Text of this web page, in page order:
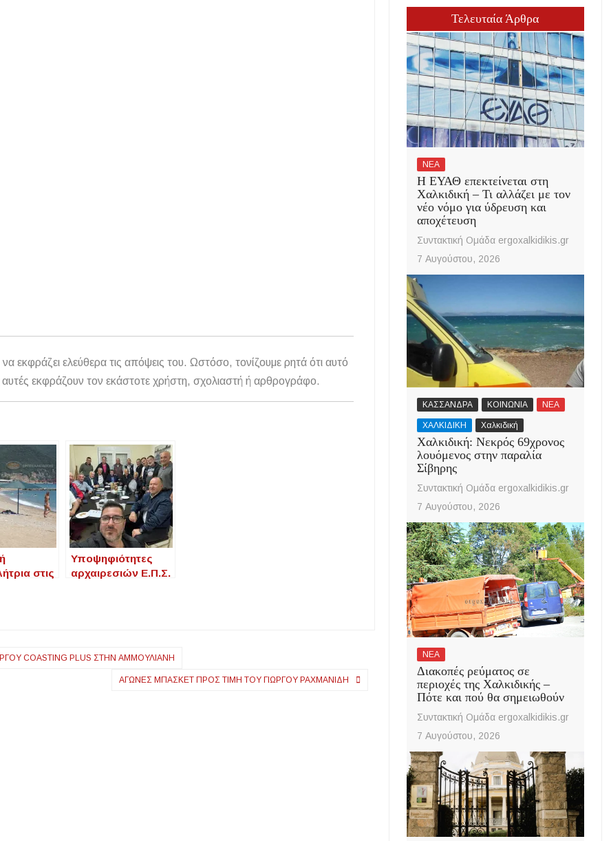
ελεύθερα τις απόψεις του. Ωστόσο, τονίζουμε ρητά ότι αυτό
αυτές εκφράζουν τον εκάστοτε χρήστη, σχολιαστή ή αρθρογράφο.
στις
Υποψηφιότητες
αρχαιρεσιών Ε.Π.Σ.
COASTING PLUS ΣΤΗΝ ΑΜΜΟΥΛΙΑΝΉ
ΑΓΏΝΕΣ ΜΠΆΣΚΕΤ ΠΡΟΣ ΤΙΜΉ ΤΟΥ ΓΙΏΡΓΟΥ ΡΑΧΜΑΝΊΔΗ
Τελευταία Άρθρα
ΝΕΑ
Η ΕΥΑΘ επεκτείνεται στη
Χαλκιδική – Τι αλλάζει με τον
νέο νόμο για ύδρευση και
αποχέτευση
Συντακτική Ομάδα ergoxalkidikis.gr
7 Αυγούστου, 2026
ΚΑΣΣΑΝΔΡΑ ΚΟΙΝΩΝΙΑ ΝΕΑ
ΧΑΛΚΙΔΙΚΗ Χαλκιδική
Χαλκιδική: Νεκρός 69χρονος
λουόμενος στην παραλία
Σίβηρης
Συντακτική Ομάδα ergoxalkidikis.gr
7 Αυγούστου, 2026
ΝΕΑ
Διακοπές ρεύματος σε
περιοχές της Χαλκιδικής –
Πότε και πού θα σημειωθούν
Συντακτική Ομάδα ergoxalkidikis.gr
7 Αυγούστου, 2026